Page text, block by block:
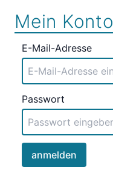
Mein Konto
E-Mail-Adresse
Passwort
anmelden